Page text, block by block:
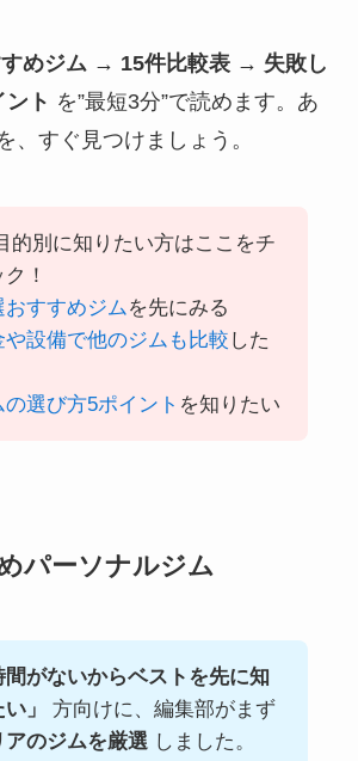
めジム → 15件比較表 → 失敗し
ト を”最短3分”で読めます。あ
、すぐ見つけましょう。
的別に知りたい方はここをチ
！
おすすめジムを先にみる
や設備で他のジムも比較 した
の選び方5ポイント を知りたい
パーソナルジム
間がないからベストを先に知
」
方向けに、編集部がまず
アのジムを厳選しました。